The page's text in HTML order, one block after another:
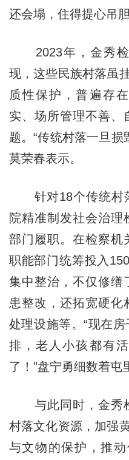
还会塌，住得提心吊
2023年，金秀检
现，这些民族村落虽
质性保护，普遍存
实、场所管理不善、
题。“传统村落一旦损
莫荣春表示。
针对18个传统村
院精准制发社会治理
部门履职。在检察机
职能部门统筹投入
集中整治，不仅修缮
患整改，还拓宽硬化
处理设施等。“现在
排，老人小孩都有
了！”盘宁勇细数着屯
与此同时，金秀
村落文化资源，加强
与文物的保护，推